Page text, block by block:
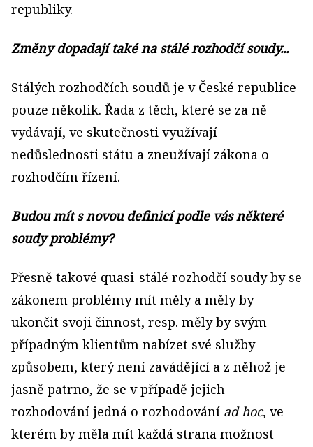
republiky.
Změny dopadají také na stálé rozhodčí soudy...
Stálých rozhodčích soudů je v České republice
pouze několik. Řada z těch, které se za ně
vydávají, ve skutečnosti využívají
nedůslednosti státu a zneužívají zákona o
rozhodčím řízení.
Budou mít s novou definicí podle vás některé
soudy problémy?
Přesně takové quasi-stálé rozhodčí soudy by se
zákonem problémy mít měly a měly by
ukončit svoji činnost, resp. měly by svým
případným klientům nabízet své služby
způsobem, který není zavádějící a z něhož je
jasně patrno, že se v případě jejich
rozhodování jedná o rozhodování ad hoc, ve
kterém by měla mít každá strana možnost